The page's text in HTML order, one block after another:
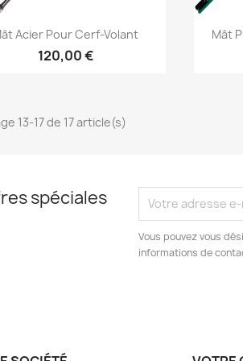
Aperçu rapide
Acier Pour Cerf-Volant
120,00 €
Mât
13-17 de 17 article(s)
spéciales
Vous pouvez vous
informations de